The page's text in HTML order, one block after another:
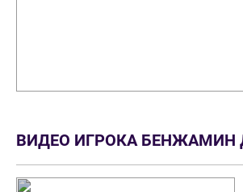
ВИДЕО ИГРОКА